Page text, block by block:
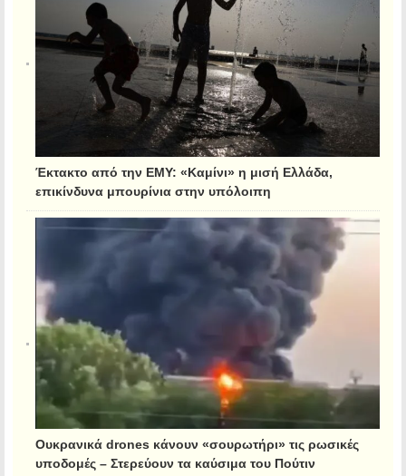
Έκτακτο από την ΕΜΥ: «Καμίνι» η μισή Ελλάδα,
επικίνδυνα μπουρίνια στην υπόλοιπη
Ουκρανικά drones κάνουν «σουρωτήρι» τις ρωσικές
υποδομές – Στερεύουν τα καύσιμα του Πούτιν